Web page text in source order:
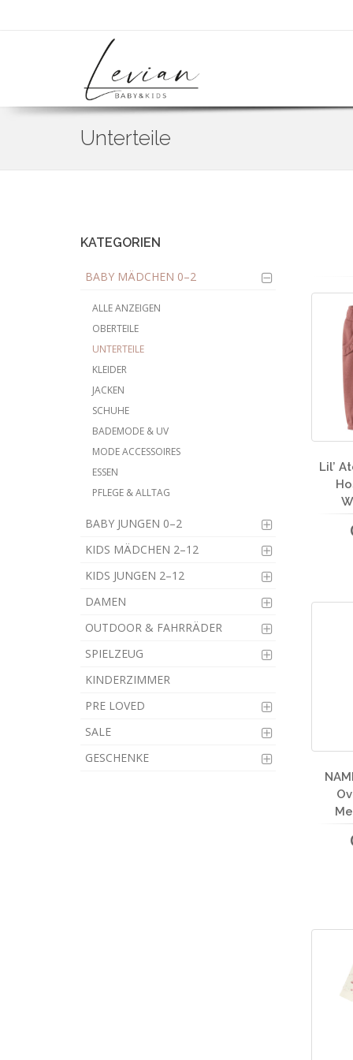
Unterteile
KATEGORIEN
BABY MÄDCHEN 0–2
ALLE ANZEIGEN
OBERTEILE
UNTERTEILE
KLEIDER
JACKEN
SCHUHE
BADEMODE & UV
MODE ACCESSOIRES
ESSEN
PFLEGE & ALLTAG
BABY JUNGEN 0–2
KIDS MÄDCHEN 2–12
KIDS JUNGEN 2–12
DAMEN
OUTDOOR & FAHRRÄDER
SPIELZEUG
KINDERZIMMER
PRE LOVED
SALE
GESCHENKE
Lil’